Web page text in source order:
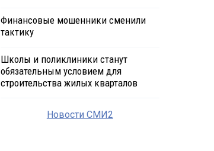
Финансовые мошенники сменили
тактику
Школы и поликлиники станут
обязательным условием для
строительства жилых кварталов
Новости СМИ2